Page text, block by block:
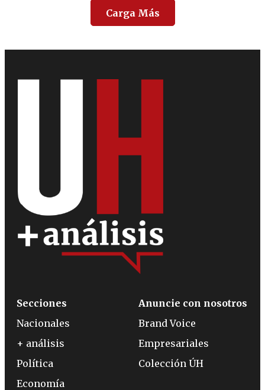
Carga Más
Secciones
Nacionales
+ análisis
Política
Economía
Anuncie con nosotros
Brand Voice
Empresariales
Colección ÚH